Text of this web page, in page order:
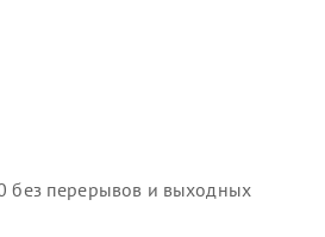
без перерывов и выходных